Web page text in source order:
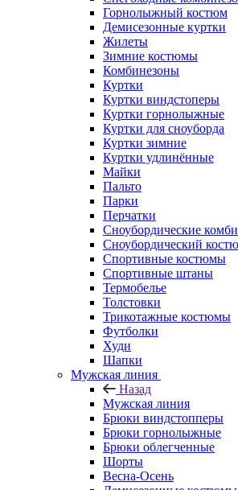
Горнолыжный костюм
Демисезонные куртки
Жилеты
Зимние костюмы
Комбинезоны
Куртки
Куртки виндстоперы
Куртки горнолыжные
Куртки для сноуборда
Куртки зимние
Куртки удлинённые
Майки
Пальто
Парки
Перчатки
Сноубордические
Сноубордический
Спортивные костюмы
Спортивные штаны
Термобелье
Толстовки
Трикотажные костюмы
Футболки
Худи
Шапки
Мужская линия
Назад
Мужская линия
Брюки виндстопперы
Брюки горнолыжные
Брюки облегченные
Шорты
Весна-Осень